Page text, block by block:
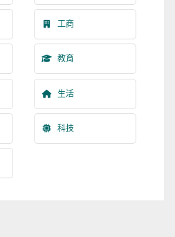
工商
教育
生活
科技